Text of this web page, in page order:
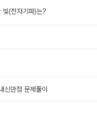
(전자기파)는?
만점 문제풀이